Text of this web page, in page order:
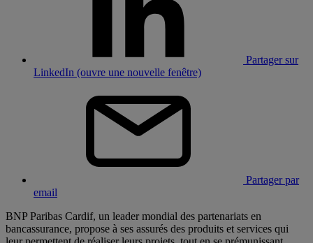
Partager sur
LinkedIn (ouvre une nouvelle fenêtre)
Partager par
email
BNP Paribas Cardif, un leader mondial des partenariats en
bancassurance, propose à ses assurés des produits et services qui